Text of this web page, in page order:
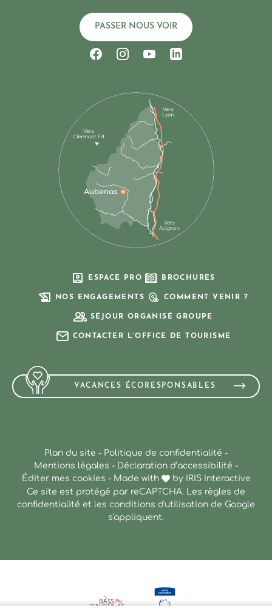
PASSER NOUS VOIR
Suivez-nous sur Facebook
Suivez-nous sur Instagram
Suivez-nous sur
Suivez-nous sur
ESPACE PRO BROCHURES
NOS ENGAGEMENTS COMMENT VENIR ?
SÉJOUR ORGANISÉ GROUPE
CONTACTER L’OFFICE DE TOURISME
VACANCES ÉCORESPONSABLES
Plan du site - Politique de confidentialité -
Mentions légales - Déclaration d’accessibilité -
Éditer mes cookies - Made with by
IRIS Interactive
Ce site est protégé par reCAPTCHA. Les règles de
confidentialité et les conditions d'utilisation de Google
s'appliquent.